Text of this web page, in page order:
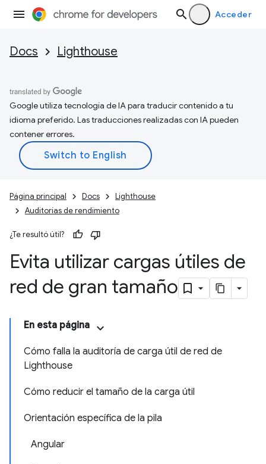
Acceder
Docs Lighthouse
Google utiliza tecnología de IA para traducir contenido a tu
idioma preferido. Las traducciones realizadas con IA pueden
contener errores.
Página principal Docs
Lighthouse
Auditorías de rendimiento
¿Te resultó útil?
Evita utilizar cargas útiles de
red de gran tamaño
En esta página
Cómo falla la auditoría de carga útil de red de
Lighthouse
Cómo reducir el tamaño de la carga útil
Orientación específica de la pila
Angular